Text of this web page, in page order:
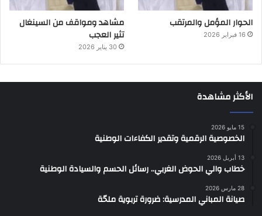
الحوار المؤمل والمرتقب
16 فبراير 2026
مشاهد ومواقف من السينغال
تثير العجب
30 يناير 2026
الأكثر مشاهدة
15 مايو 2026
الخصوصية الرقمية وتقدير الكفاءات الوطنية
13 أبريل 2026
خطاب والي الحوض الغربي.. رسائل الحسم والسيادة الوطنية
28 مارس 2026
صيانة المباني المدرسية: ضرورة تربوية ملحّة